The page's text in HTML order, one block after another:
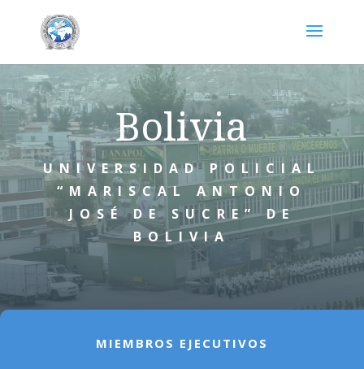
Bolivia
UNIVERSIDAD POLICIAL
“MARISCAL ANTONIO
JOSÉ DE SUCRE” DE
BOLIVIA
MIEMBROS EJECUTIVOS